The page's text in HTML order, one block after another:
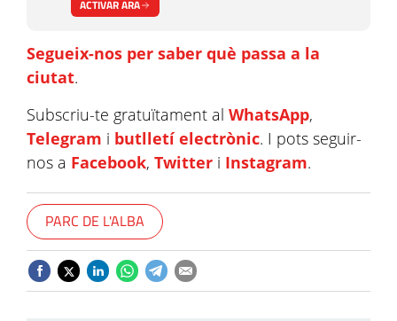
ACTIVAR ARA
Segueix-nos per saber què passa a la
ciutat.
Subscriu-te gratuïtament al WhatsApp,
Telegram i butlletí electrònic. I pots seguir-
nos a Facebook, Twitter i Instagram.
PARC DE L'ALBA